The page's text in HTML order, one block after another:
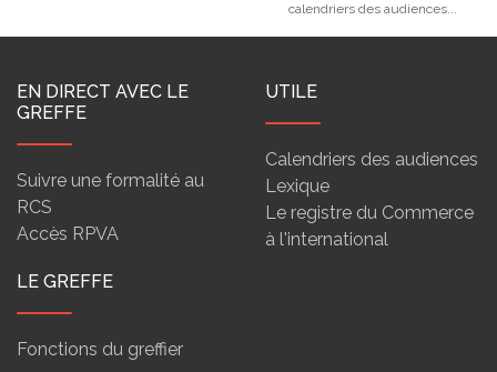
calendriers des audiences...
EN DIRECT AVEC LE
GREFFE
Suivre une formalité au
RCS
Accès RPVA
UTILE
Calendriers des audiences
Lexique
Le registre du Commerce
à l'international
LE GREFFE
Fonctions du greffier